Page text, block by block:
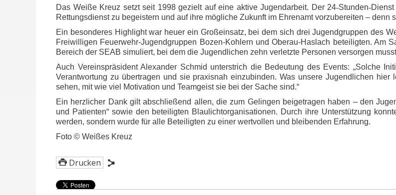
Das Weiße Kreuz setzt seit 1998 gezielt auf eine aktive Jugendarbeit. Der 24‑Stunden‑
Rettungsdienst zu begeistern und auf ihre mögliche Zukunft im Ehrenamt vorzubereiten – denn
Ein besonderes Highlight war heuer ein Großeinsatz, bei dem sich drei Jugendgruppen des
Freiwilligen Feuerwehr-Jugendgruppen Bozen-Kohlern und Oberau-Haslach beteiligten. Am
Bereich der SEAB simuliert, bei dem die Jugendlichen zehn verletzte Personen versorgen
Auch Vereinspräsident Alexander Schmid unterstrich die Bedeutung des Events: „Solche
Verantwortung zu übertragen und sie praxisnah einzubinden. Was unsere Jugendlichen
sehen, mit wie viel Motivation und Teamgeist sie bei der Sache sind.“
Ein herzlicher Dank gilt abschließend allen, die zum Gelingen beigetragen haben – den
und Patienten“ sowie den beteiligten Blaulichtorganisationen. Durch ihre Unterstützung
werden, sondern wurde für alle Beteiligten zu einer wertvollen und bleibenden Erfahrung.
Foto © Weißes Kreuz
Drucken